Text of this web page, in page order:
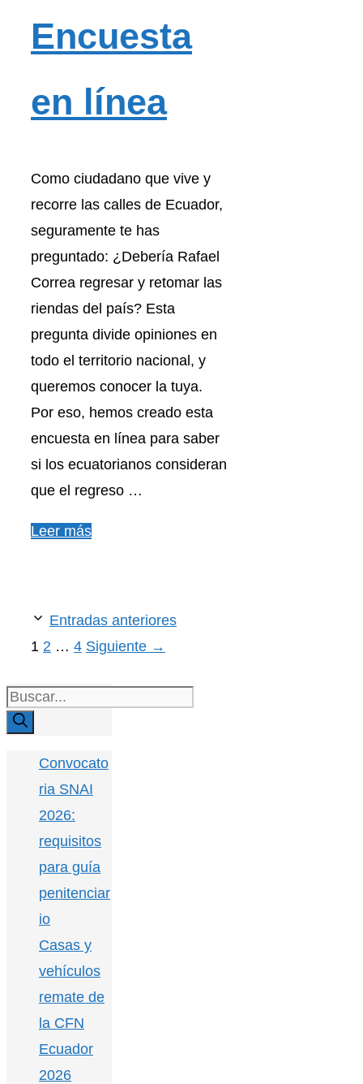
Encuesta
en línea
Como ciudadano que vive y
recorre las calles de Ecuador,
seguramente te has
preguntado: ¿Debería Rafael
Correa regresar y retomar las
riendas del país? Esta
pregunta divide opiniones en
todo el territorio nacional, y
queremos conocer la tuya.
Por eso, hemos creado esta
encuesta en línea para saber
si los ecuatorianos consideran
que el regreso …
Leer más
Entradas anteriores
Página
1 Página
2 … Página
4 Siguiente →
Buscar:
Convocato
ria SNAI
2026:
requisitos
para guía
penitenciar
io
Casas y
vehículos
remate de
la CFN
Ecuador
2026